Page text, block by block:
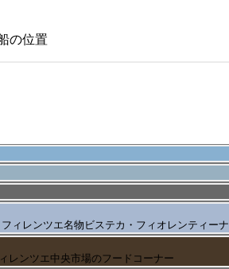
の位置
フィレンツエ名物ビステカ・フィオレンティーナ
レンツエ中央市場のフードコーナー